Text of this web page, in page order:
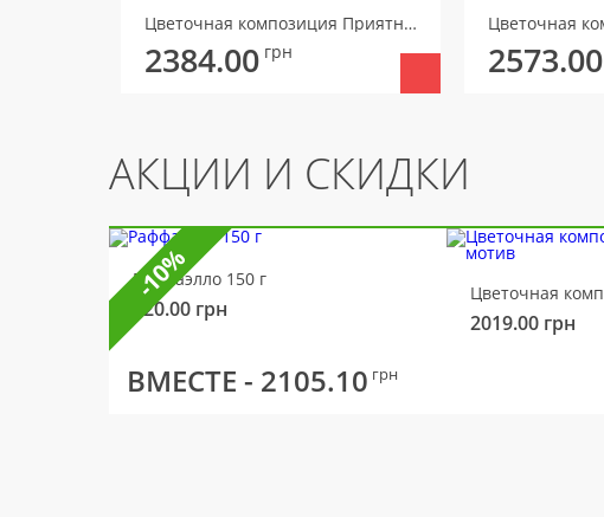
Цветочная композиция Приятный повод
2384.00 грн 2573.00
АКЦИИ И СКИДКИ
Раффаэлло 150 г
320.00 грн
2019.00 грн
ВМЕСТЕ - 2105.10 грн
-10%